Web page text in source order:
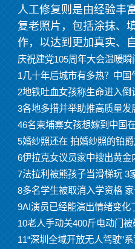
人工修复则是由经验丰
复老照片，包括涂抹、
作，以达到更加真实、
庆祝建党105周年大会温暖瞬
1几十年后城市有多热？中国
2地铁吐血女孩称生命进入倒
3各地多措并举助推高质量发
46名柬埔寨女孩想嫁到中国
5婚纱照还在 拍婚纱照的铂
6伊拉克女议员家中搜出黄金
7法拉利被熊孩子当滑梯玩 3
8多名学生被取消入学资格
9AI演员已经能演出情绪变化
10老人手动关400斤电动门被
11“深圳全域开放无人驾驶”